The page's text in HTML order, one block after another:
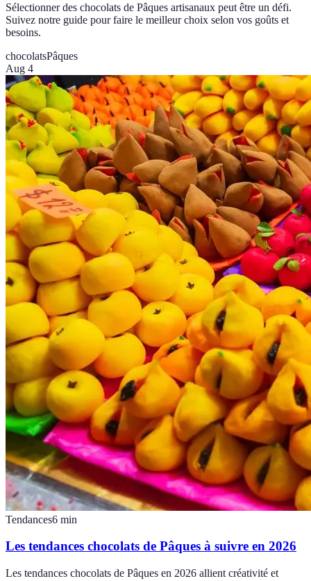
Sélectionner des chocolats de Pâques artisanaux peut être un défi.
Suivez notre guide pour faire le meilleur choix selon vos goûts et
besoins.
chocolatsPâques
Aug 4
Tendances6 min
Les tendances chocolats de Pâques à suivre en 2026
Les tendances chocolats de Pâques en 2026 allient créativité et